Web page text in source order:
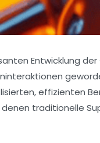
Entwicklung
effizienten
traditionelle